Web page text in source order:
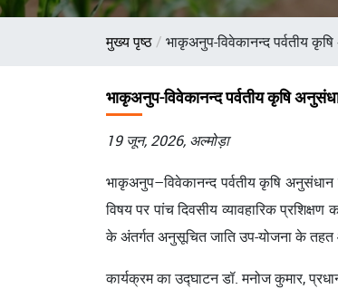
पग
मुख्य पृष्ठ भाकृअनुप-विवेकानन्‍द पर्वतीय
भाकृअनुप-विवेकानन्‍द पर्वतीय कृषि
19 जून, 2026, अल्मोड़ा
भाकृअनुप–विवेकानन्‍द पर्वतीय कृषि
विषय पर पांच दिवसीय व्यावहारिक
के अंतर्गत अनुसूचित जाति उप-योजना के तहत
कार्यक्रम का उद्घाटन डॉ. मनोज कुमार,